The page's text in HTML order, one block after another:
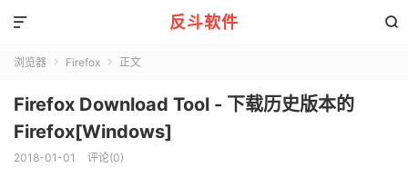
反斗软件 

浏览器  Firefox  正文
Firefox Download Tool - 下载历史版本的
Firefox[Windows]
2018-01-01 评论(0)